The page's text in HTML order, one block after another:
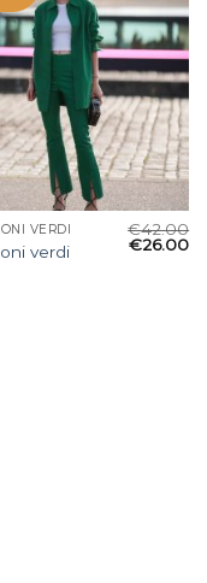
VERDI
verdi
€42.00
€26.00